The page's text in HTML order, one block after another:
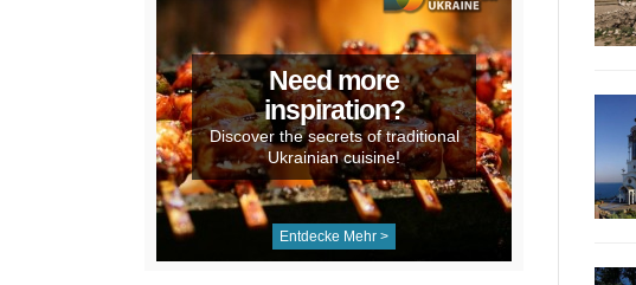
Need more
inspiration?
Discover the secrets of traditional
Ukrainian cuisine!
Entdecke Mehr >